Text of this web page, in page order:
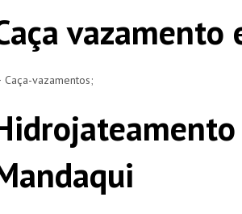
Caça-vazamentos;